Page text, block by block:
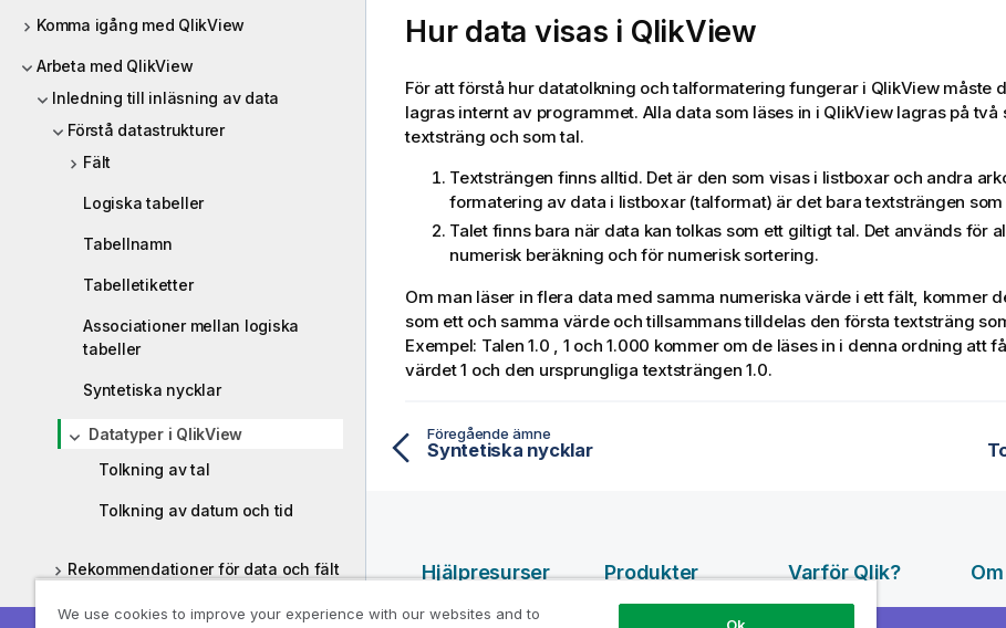
Komma igång med QlikView
Arbeta med QlikView
Inledning till inläsning av data
Förstå datastrukturer
Fält
Logiska tabeller
Tabellnamn
Tabelletiketter
Associationer mellan logiska
tabeller
Syntetiska nycklar
Datatyper i QlikView
Tolkning av tal
Tolkning av datum och tid
Rekommendationer för data och fält
Läsa in data från filer
Hur data visas i QlikView
För att förstå hur datatolkning och talformatering fungerar i QlikViewmåste
lagras internt av programmet. Alla data som läses in i QlikViewlagras på två
textsträng och som tal.
Textsträngen finns alltid. Det är den som visas i listboxar och andra
formatering av data i listboxar (talformat) är det bara textsträngen som
Talet finns bara när data kan tolkas som ett giltigt tal. Det används för
numerisk beräkning och för numerisk sortering.
Om man läser in flera data med samma numeriska värde i ett fält, kommer
som ett och samma värde och tillsammans tilldelas den första textsträng
Exempel: Talen 1.0 , 1 och 1.000 kommer om de läses in i denna ordning att
värdet 1 och den ursprungliga textsträngen 1.0.
Föregående ämne
Syntetiska nycklar
Hjälpresurser
Qlik-hjälpvideor
Produkter
DATA
Varför Qlik?
We use cookies to improve your experience with our websites and to